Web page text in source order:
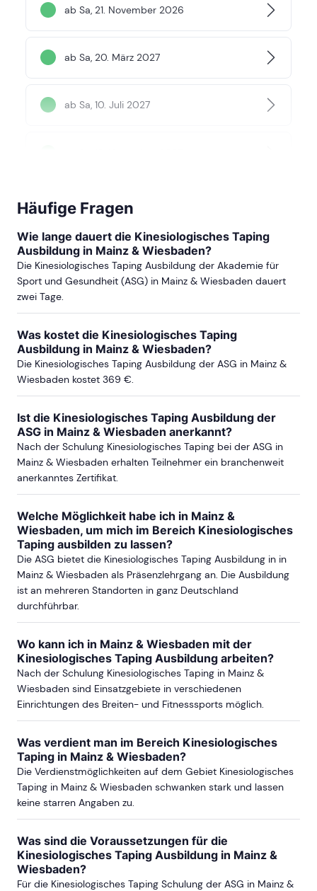
ab Sa, 21. November 2026
ab Sa, 20. März 2027
ab Sa, 10. Juli 2027
mehr Termine in Frankfurt anzeigen
DARMSTADT
ab Sa, 10. April 2027
RHEIN-NECKAR-REGION
ab Sa, 12. September 2026
KOBLENZ
ab Sa, 24. Oktober 2026
ab Sa, 27. Februar 2027
ab Sa, 18. September 2027
KARLSRUHE
ab Sa, 24. Oktober 2026
ab Sa, 20. Februar 2027
ab Sa, 16. Oktober 2027
ab Sa, 13. März 2027
Häufige Fragen
Wie lange dauert die Kinesiologisches Taping
Ausbildung in Mainz & Wiesbaden?
Die Kinesiologisches Taping Ausbildung der Akademie für
Sport und Gesundheit (ASG) in Mainz & Wiesbaden dauert
zwei Tage.
Was kostet die Kinesiologisches Taping
Ausbildung in Mainz & Wiesbaden?
Die Kinesiologisches Taping Ausbildung der ASG in Mainz &
Wiesbaden kostet 369 €.
Ist die Kinesiologisches Taping Ausbildung der
ASG in Mainz & Wiesbaden anerkannt?
Nach der Schulung Kinesiologisches Taping bei der ASG in
Mainz & Wiesbaden erhalten Teilnehmer ein branchenweit
anerkanntes Zertifikat.
Welche Möglichkeit habe ich in Mainz &
Wiesbaden, um mich im Bereich Kinesiologisches
Taping ausbilden zu lassen?
Die ASG bietet die Kinesiologisches Taping Ausbildung in in
Mainz & Wiesbaden als Präsenzlehrgang an. Die Ausbildung
ist an mehreren Standorten in ganz Deutschland
durchführbar.
Wo kann ich in Mainz & Wiesbaden mit der
Kinesiologisches Taping Ausbildung arbeiten?
Nach der Schulung Kinesiologisches Taping in Mainz &
Wiesbaden sind Einsatzgebiete in verschiedenen
Einrichtungen des Breiten- und Fitnesssports möglich.
Was verdient man im Bereich Kinesiologisches
Taping in Mainz & Wiesbaden?
Die Verdienstmöglichkeiten auf dem Gebiet Kinesiologisches
Taping in Mainz & Wiesbaden schwanken stark und lassen
keine starren Angaben zu.
Was sind die Voraussetzungen für die
Kinesiologisches Taping Ausbildung in Mainz &
Wiesbaden?
Für die Kinesiologisches Taping Schulung der ASG in Mainz &